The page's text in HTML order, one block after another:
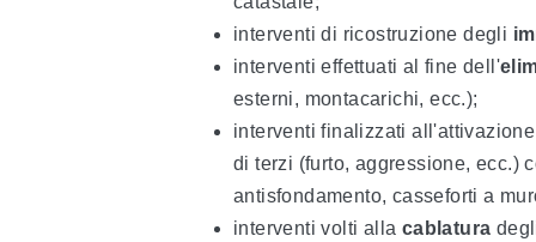
interventi di ricostruzione degli
interventi effettuati al fine dell'
esterni, montacarichi, ecc.);
interventi finalizzati
di terzi (furto, aggressione, ecc.)
antisfondamento, casseforti a
interventi volti alla cablatura